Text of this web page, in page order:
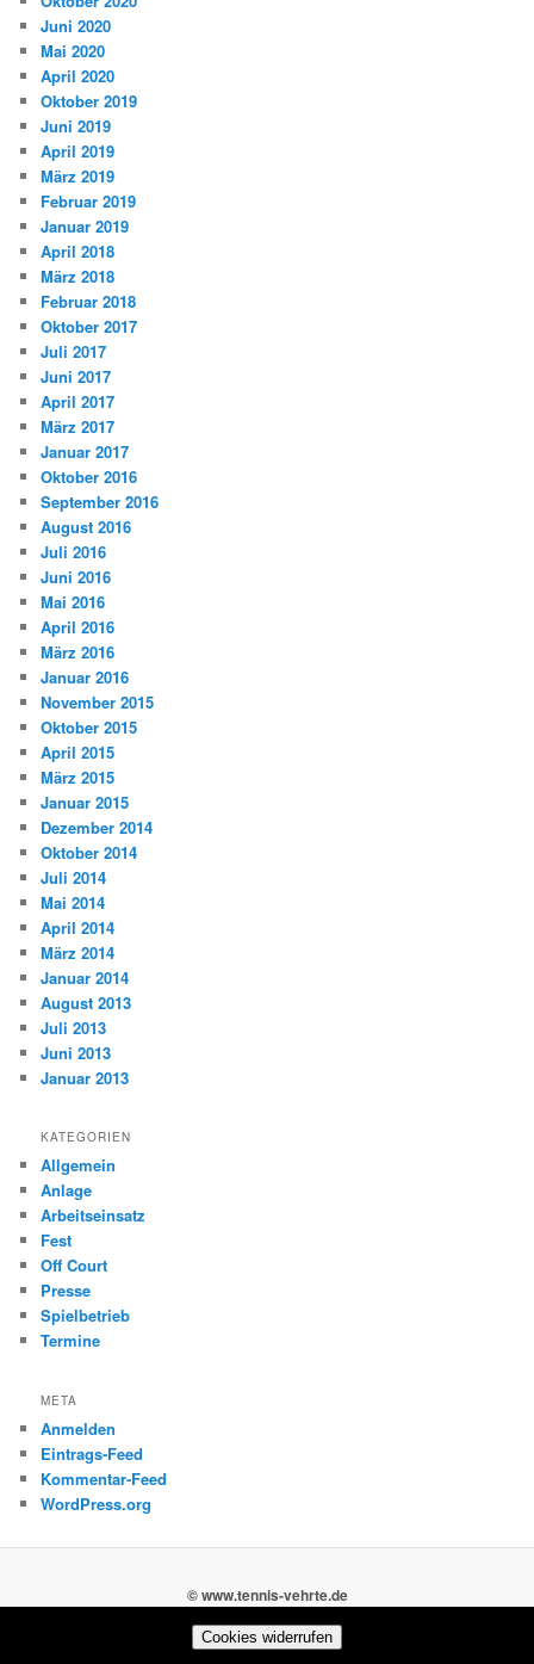
Juni 2020
Mai 2020
April 2020
Oktober 2019
Juni 2019
April 2019
März 2019
Februar 2019
Januar 2019
April 2018
März 2018
Februar 2018
Oktober 2017
Juli 2017
Juni 2017
April 2017
März 2017
Januar 2017
Oktober 2016
September 2016
August 2016
Juli 2016
Juni 2016
Mai 2016
April 2016
März 2016
Januar 2016
November 2015
Oktober 2015
April 2015
März 2015
Januar 2015
Dezember 2014
Oktober 2014
Juli 2014
Mai 2014
April 2014
März 2014
Januar 2014
August 2013
Juli 2013
Juni 2013
Januar 2013
KATEGORIEN
Allgemein
Anlage
Arbeitseinsatz
Fest
Off Court
Presse
Spielbetrieb
Termine
META
Anmelden
Eintrags-Feed
Kommentar-Feed
WordPress.org
© www.tennis-vehrte.de
Cookies widerrufen